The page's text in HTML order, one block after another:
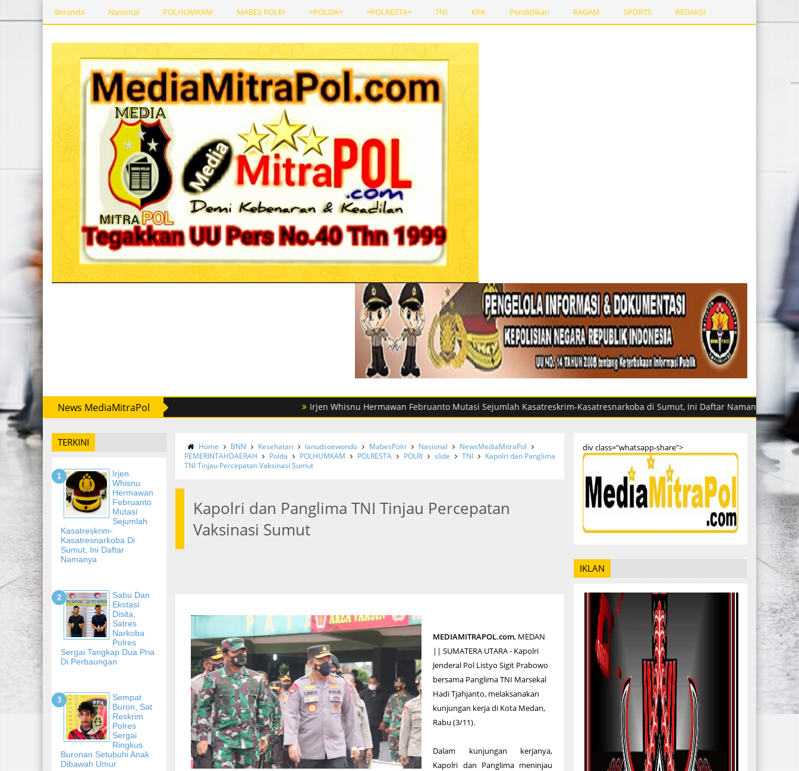
Beranda Nasional POLHUMKAM MABES POLRI =POLDA= =POLRESTA= TNI KPK Pendidikan RAGAM SPORTS REDAKSI
News MediaMitraPol Irjen Whisnu Hermawan Februanto Mutasi Sejumlah Kasatreskrim-Kasatresnarkoba di Sumut, Ini Daftar Namanya Sabu
TERKINI
Irjen
Whisnu
Hermawan
Februanto
Mutasi
Sejumlah
Kasatreskrim-
Kasatresnarkoba Di
Sumut, Ini Daftar
Namanya
Sabu Dan
Ekstasi
Disita,
Satres
Narkoba
Polres
Sergai Tangkap Dua Pria
Di Perbaungan
Sempat
Buron, Sat
Reskrim
Polres
Sergai
Ringkus
Buronan Setubuhi Anak
Dibawah Umur
Home BNN Kesehatan lanudsoewondo MabesPolri Nasional
NewsMediaMitraPol
PEMERINTAHDAERAH
Polda POLHUMKAM POLRESTA POLRI slide TNI
Kapolri dan Panglima
TNI Tinjau Percepatan Vaksinasi Sumut
Kapolri dan Panglima TNI Tinjau Percepatan
Vaksinasi Sumut
MEDIAMITRAPOL.com, MEDAN
|| SUMATERA UTARA - Kapolri
Jenderal Pol Listyo Sigit Prabowo
bersama Panglima TNI Marsekal
Hadi Tjahjanto, melaksanakan
kunjungan kerja di Kota Medan,
Rabu (3/11).
Dalam kunjungan kerjanya,
Kapolri dan Panglima meninjau
div class="whatsapp-share">
IKLAN